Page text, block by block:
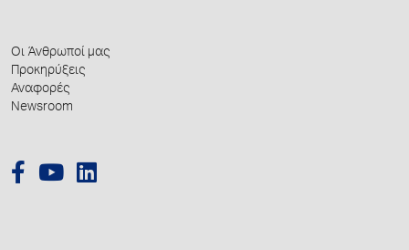
Οι Άνθρωποί μας
Προκηρύξεις
Αναφορές
Newsroom